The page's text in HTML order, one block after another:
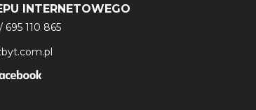
INTERNETOWEGO
/ 695 110 865